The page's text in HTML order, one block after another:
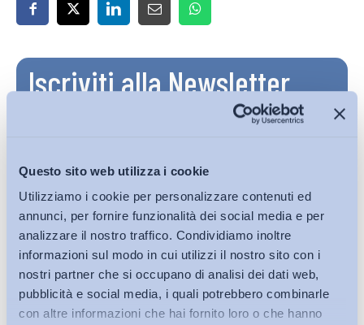
Questo sito web utilizza i cookie
Utilizziamo i cookie per personalizzare contenuti ed
annunci, per fornire funzionalità dei social media e per
analizzare il nostro traffico. Condividiamo inoltre
informazioni sul modo in cui utilizzi il nostro sito con i
nostri partner che si occupano di analisi dei dati web,
pubblicità e social media, i quali potrebbero combinarle
con altre informazioni che hai fornito loro o che hanno
Iscriviti alla Newsletter